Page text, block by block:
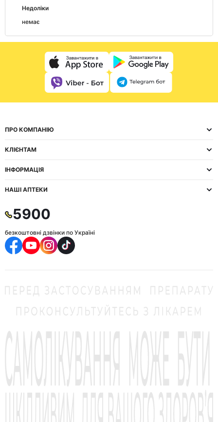
Недоліки
немає
ПРО КОМПАНІЮ
КЛІЄНТАМ
ІНФОРМАЦІЯ
НАШІ АПТЕКИ
5900
безкоштовні дзвінки по Україні